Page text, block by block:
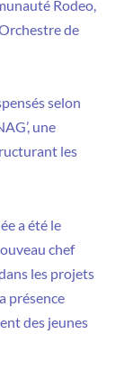
Rodeo,
de
selon
une
les
a été le
chef
les projets
présence
des jeunes